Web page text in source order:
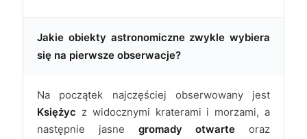
Jakie obiekty astronomiczne zwykle wybiera
się na pierwsze obserwacje?
Na początek najczęściej obserwowany jest
Księżyc z widocznymi kraterami i morzami, a
następnie jasne gromady otwarte oraz